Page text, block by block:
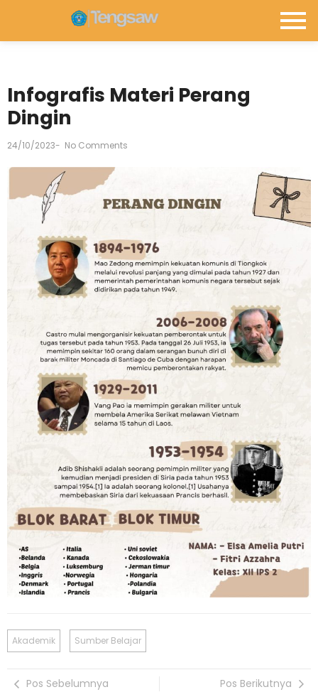
Infografis Materi Perang
Dingin
24/10/2023- No Comments
Akademik Sumber Belajar
Pos Sebelumnya Pos Berikutnya